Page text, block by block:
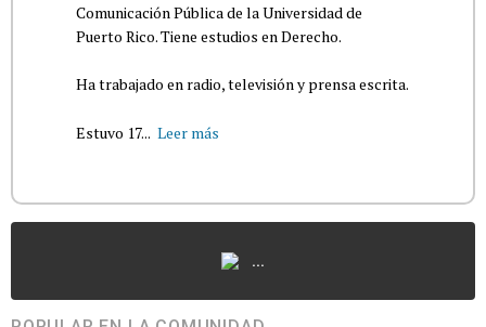
Comunicación Pública de la Universidad de
Puerto Rico. Tiene estudios en Derecho.
Ha trabajado en radio, televisión y prensa escrita.
Estuvo 17... Leer más
...